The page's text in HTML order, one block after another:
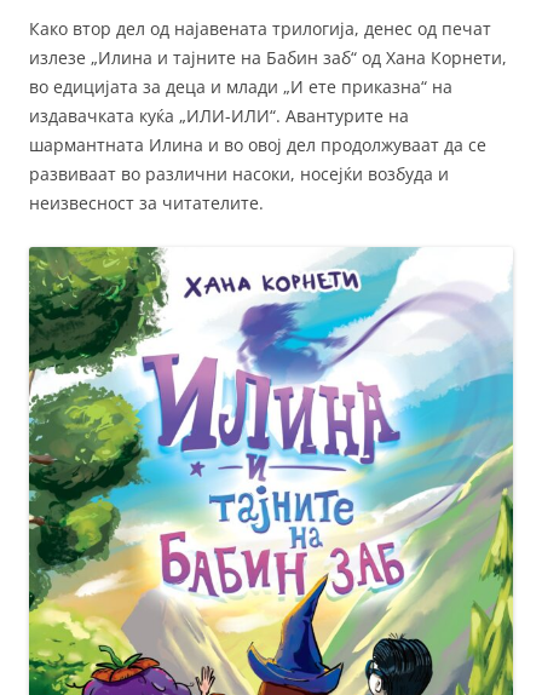
Како втор дел од најавената трилогија, денес од печат
излезе „Илина и тајните на Бабин заб“ од Хана Корнети,
во едицијата за деца и млади „И ете приказна“ на
издавачката куќа „ИЛИ-ИЛИ“. Авантурите на
шармантната Илина и во овој дел продолжуваат да се
развиваат во различни насоки, носејќи возбуда и
неизвесност за читателите.